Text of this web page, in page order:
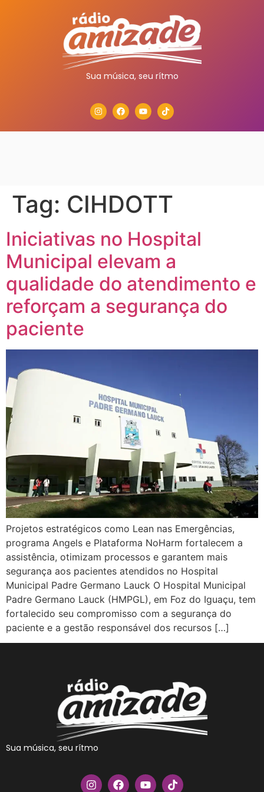
Sua música, seu rítmo
Tag: CIHDOTT
Iniciativas no Hospital
Municipal elevam a
qualidade do atendimento e
reforçam a segurança do
paciente
Projetos estratégicos como Lean nas Emergências,
programa Angels e Plataforma NoHarm fortalecem a
assistência, otimizam processos e garantem mais
segurança aos pacientes atendidos no Hospital
Municipal Padre Germano Lauck O Hospital Municipal
Padre Germano Lauck (HMPGL), em Foz do Iguaçu, tem
fortalecido seu compromisso com a segurança do
paciente e a gestão responsável dos recursos […]
Sua música, seu rítmo